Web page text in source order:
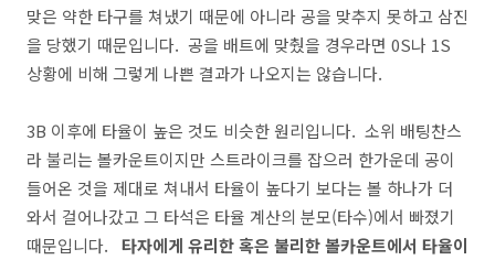
맞은 약한 타구를 쳐냈기 때문에 아니라 공을 맞추지 못하고 삼진
을 당했기 때문입니다. 공을 배트에 맞췄을 경우라면 0S나 1S
상황에 비해 그렇게 나쁜 결과가 나오지는 않습니다.
3B 이후에 타율이 높은 것도 비슷한 원리입니다. 소위 배팅찬스
라 불리는 볼카운트이지만 스트라이크를 잡으러 한가운데 공이
들어온 것을 제대로 쳐내서 타율이 높다기 보다는 볼 하나가 더
와서 걸어나갔고 그 타석은 타율 계산의 분모(타수)에서 빠졌기
때문입니다. 타자에게 유리한 혹은 불리한 볼카운트에서 타율이